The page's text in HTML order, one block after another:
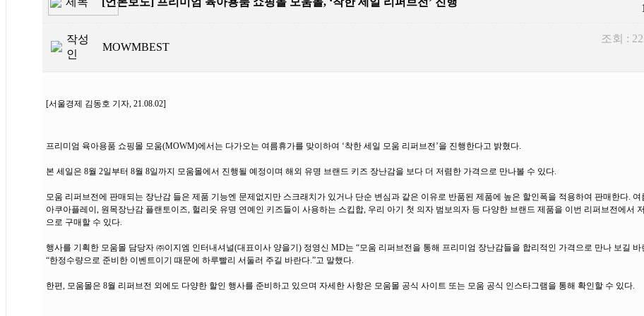
작성
인
MOWMBEST
조회 :
[서울경제 김동호 기자, 21.08.02]
프리미엄 육아용품 쇼핑몰 모움(MOWM)에서는 다가오는 여름휴가를 맞이하여 ‘착한 세일 모움 리퍼브전’을 진행한다고 밝혔다.
본 세일은 8월 2일부터 8월 8일까지 모움몰에서 진행될 예정이며 해외 유명 브랜드 키즈 장난감을 보다 더 저렴한 가격으로 만나볼 수 있다.
모움 리퍼브전에 판매되는 장난감 들은 제품 기능엔 문제없지만 스크래치가 있거나 단순 변심과 같은 이유로 반품된 제품에 높은 할인폭을 적용하여 판매한다. 여
아쿠아플레이, 원목장난감 플랜토이즈, 헐리웃 유명 연예인 키즈들이 사용하는 스킵합, 우리 아기 첫 의자 범보의자 등 다양한 브랜드 제품을 이번 리퍼브전에서
으로 구매할 수 있다.
행사를 기획한 모움몰 담당자 ㈜이지엠 인터내셔널(대표이사 양을기) 정영신 MD는 “모움 리퍼브전을 통해 프리미엄 장난감들을 합리적인 가격으로 만나 보길 바
“한정수량으로 준비한 이벤트이기 때문에 하루빨리 서둘러 주길 바란다.”고 말했다.
한편, 모움몰은 8월 리퍼브전 외에도 다양한 할인 행사를 준비하고 있으며 자세한 사항은 모움몰 공식 사이트 또는 모움 공식 인스타그램을 통해 확인할 수 있다.